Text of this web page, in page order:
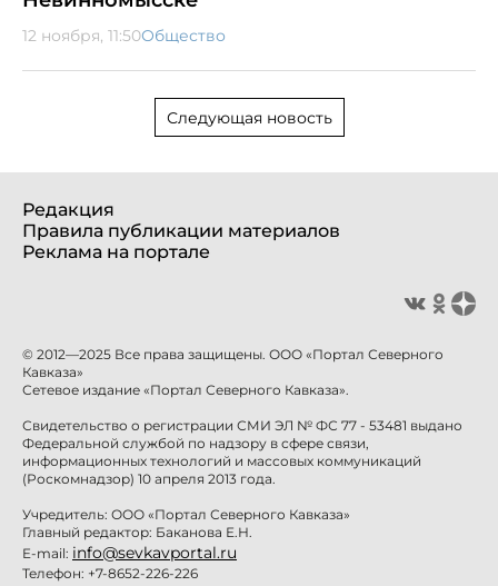
12 ноября, 11:50Общество
Следующая новость
Редакция
Правила публикации материалов
Реклама на портале
© 2012—2025 Все права защищены. ООО «Портал Северного
Кавказа»
Сетевое издание «Портал Северного Кавказа».
Свидетельство о регистрации СМИ ЭЛ № ФС 77 - 53481 выдано
Федеральной службой по надзору в сфере связи,
информационных технологий и массовых коммуникаций
(Роскомнадзор) 10 апреля 2013 года.
Учредитель: ООО «Портал Северного Кавказа»
Главный редактор: Баканова Е.Н.
E-mail: info@sevkavportal.ru
Телефон: +7-8652-226-226